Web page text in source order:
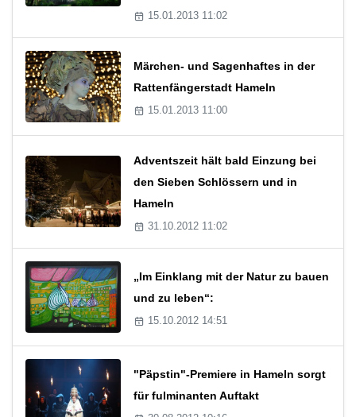
15.01.2013 11:02
Märchen- und Sagenhaftes in der
Rattenfängerstadt Hameln
15.01.2013 11:00
Adventszeit hält bald Einzung bei
den Sieben Schlössern und in
Hameln
31.10.2012 11:02
„Im Einklang mit der Natur zu bauen
und zu leben“:
15.10.2012 14:51
"Päpstin"-Premiere in Hameln sorgt
für fulminanten Auftakt